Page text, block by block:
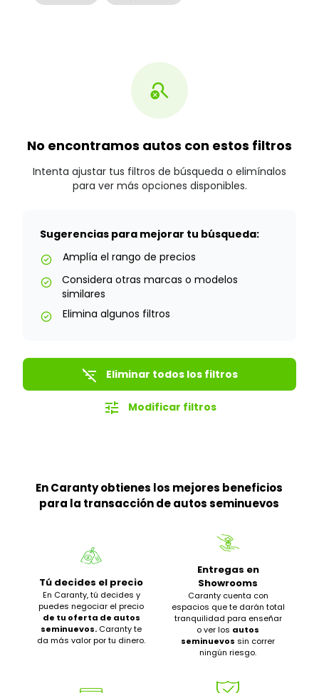
search_off
No encontramos autos con estos filtros
Intenta ajustar tus filtros de búsqueda o elimínalos
para ver más opciones disponibles.
Sugerencias para mejorar tu búsqueda:
check_circle Amplía el rango de precios
check_circle
Considera otras marcas o modelos
similares
check_circle Elimina algunos filtros
filter_list_off Eliminar todos los filtros
tune Modificar filtros
En Caranty obtienes los mejores beneficios
para la transacción de autos seminuevos
Tú decides el precio
En Caranty, tú decides y
puedes negociar el precio
de tu oferta de autos
seminuevos. Caranty te
da más valor por tu dinero.
Entregas en
Showrooms
Caranty cuenta con
espacios que te darán total
tranquilidad para enseñar
o ver los autos
seminuevos sin correr
ningún riesgo.